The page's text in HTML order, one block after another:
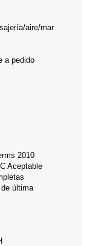
aire/mar
a pedido
2010
Aceptable
última